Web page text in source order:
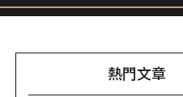
熱門文章